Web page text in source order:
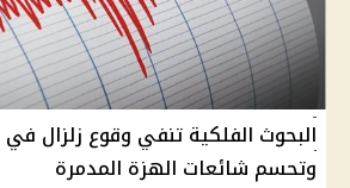
البحوث الفلكية تنفي وقوع زلزال
وتحسم شائعات الهزة المدمرة